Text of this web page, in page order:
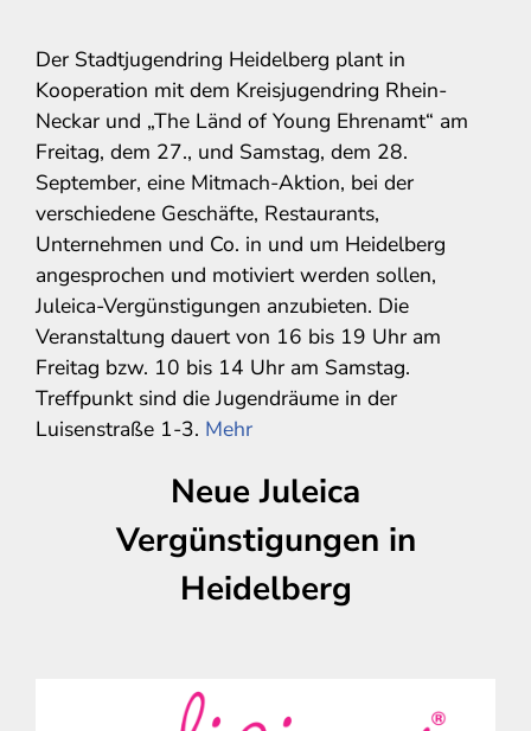
Der Stadtjugendring Heidelberg plant in
Kooperation mit dem Kreisjugendring Rhein-
Neckar und „The Länd of Young Ehrenamt“ am
Freitag, dem 27., und Samstag, dem 28.
September, eine Mitmach-Aktion, bei der
verschiedene Geschäfte, Restaurants,
Unternehmen und Co. in und um Heidelberg
angesprochen und motiviert werden sollen,
Juleica-Vergünstigungen anzubieten. Die
Veranstaltung dauert von 16 bis 19 Uhr am
Freitag bzw. 10 bis 14 Uhr am Samstag.
Treffpunkt sind die Jugendräume in der
Luisenstraße 1-3. Mehr
Neue Juleica
Vergünstigungen in
Heidelberg